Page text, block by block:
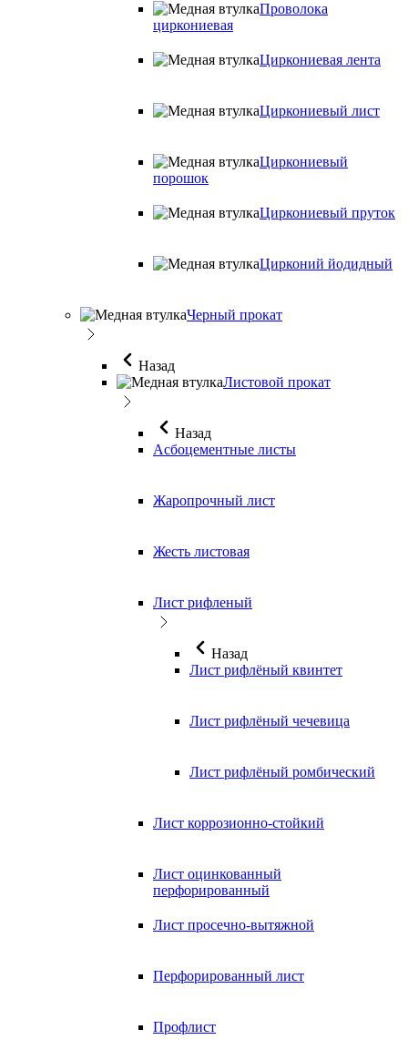
Проволока
циркониевая
Циркониевая лента
Циркониевый лист
Циркониевый
порошок
Циркониевый пруток
Цирконий йодидный
Черный прокат
Назад
Листовой прокат
Назад
Асбоцементные листы
Жаропрочный лист
Жесть листовая
Лист рифленый
Назад
Лист рифлёный квинтет
Лист рифлёный чечевица
Лист рифлёный ромбический
Лист коррозионно-стойкий
Лист оцинкованный
перфорированный
Лист просечно-вытяжной
Перфорированный лист
Профлист